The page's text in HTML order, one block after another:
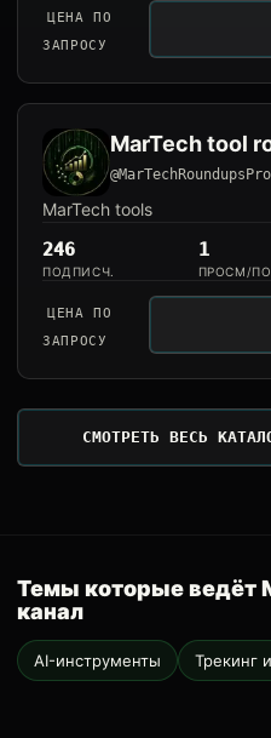
ЦЕНА ПО
ЗАПРОСУ
MarTech tool
@MarTechRoundupsPro
MarTech tools
246
ПОДПИСЧ.
1
ПРОСМ/
ЦЕНА ПО
ЗАПРОСУ
СМОТРЕТЬ ВЕСЬ
Темы которые ведёт
канал
AI-инструменты Трекинг